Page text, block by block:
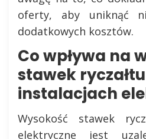
oferty, aby uniknąć
dodatkowych kosztów.
Co wpływa na
stawek
instalacjach
Wysokość stawek
elektryczne jest